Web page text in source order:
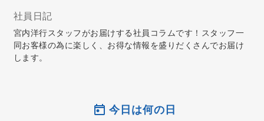
社員日記
宮内洋行スタッフがお届けする社員コラムです！スタッフ一
同お客様の為に楽しく、お得な情報を盛りだくさんでお届け
します。
今日は何の日